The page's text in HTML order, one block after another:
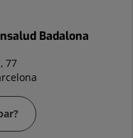
Badalona
77